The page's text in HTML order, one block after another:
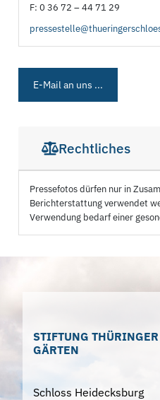
F: 0 36 72 – 44 71 29
E-Mail an uns ...
Rechtliches
Pressefotos dürfen nur in
Berichterstattung verwendet
Verwendung bedarf einer
STIFTUNG
GÄRTEN
Schloss Heidecksburg